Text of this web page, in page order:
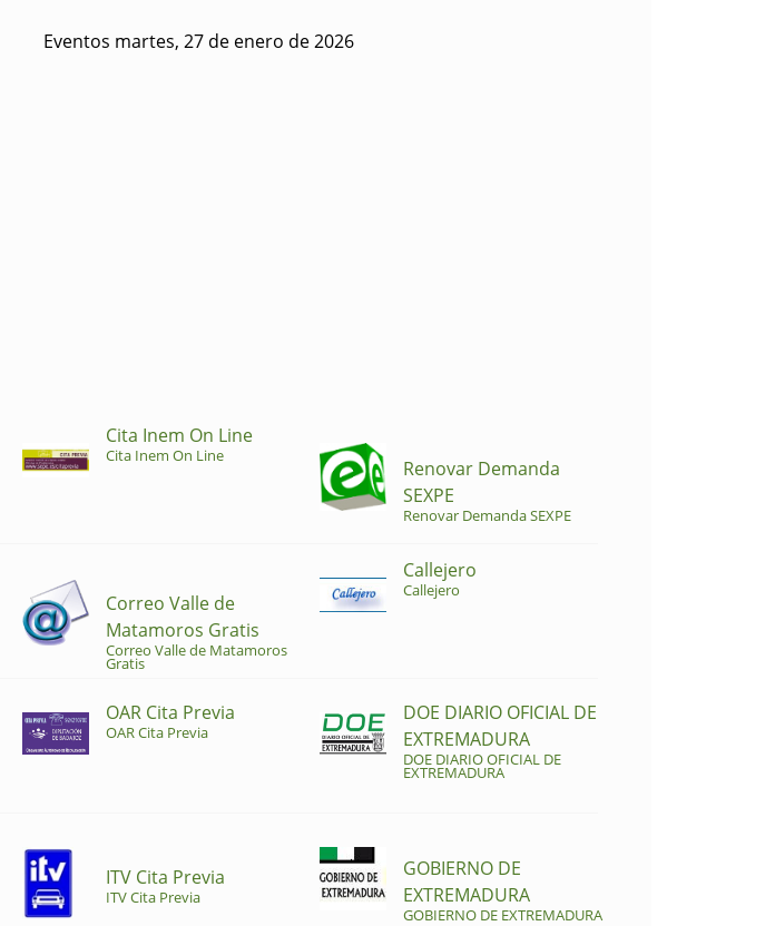
Eventos martes, 27 de enero de 2026
Cita Inem On Line
Cita Inem On Line
Renovar Demanda
SEXPE
Renovar Demanda SEXPE
Correo Valle de
Matamoros Gratis
Correo Valle de Matamoros
Gratis
Callejero
Callejero
OAR Cita Previa
OAR Cita Previa
DOE DIARIO OFICIAL DE
EXTREMADURA
DOE DIARIO OFICIAL DE
EXTREMADURA
ITV Cita Previa
ITV Cita Previa
GOBIERNO DE
EXTREMADURA
GOBIERNO DE EXTREMADURA